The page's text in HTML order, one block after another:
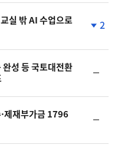
상
실 밖 AI 수업으로
하
2
성 등 국토대전환
일
제재부가금 1796